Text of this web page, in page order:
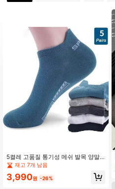
4.82 11 팔로워
4.82 11 팔로워
5켤레 고품질 통기성 메쉬 발목 양말,
캐주얼 양말, 스포츠 양말, 여름 얇은
짧은 양말, 농구, 러닝, 피트니스, 야외
스포츠에 적합
재고 7개 남음
3,990원 -26%